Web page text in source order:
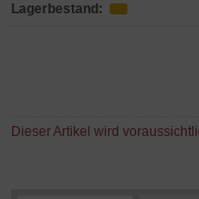
Lagerbestand:
Dieser Artikel wird